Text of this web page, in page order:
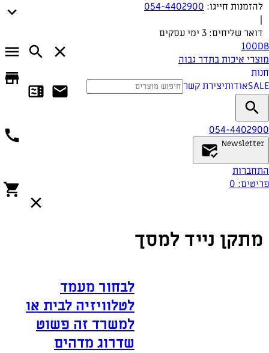
להזמנות חייגו: 054-4402900
|
דואר שליחים: 3 ימי עסקים
100DB
מוצרי איכות בתדר גבוה
חנות
SALEאודותיצירת קשר
054-4402900
Newsletter
התחברות
פריטים: 0
מתקן נייד למסך
לבחור מעמד
לטלוויזיה לבית או
למשרד זה פשוט
שדרוג מדהים